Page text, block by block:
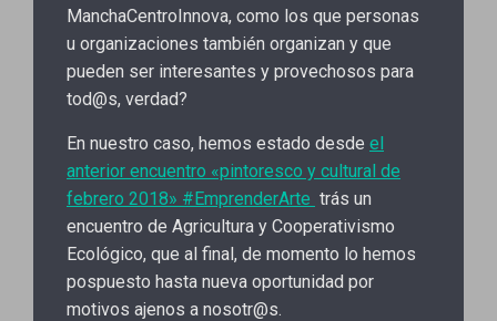
ManchaCentroInnova, como los que personas
u organizaciones también organizan y que
pueden ser interesantes y provechosos para
tod@s, verdad?
En nuestro caso, hemos estado desde el
anterior encuentro «pintoresco y cultural de
febrero 2018» #EmprenderArte trás un
encuentro de Agricultura y Cooperativismo
Ecológico, que al final, de momento lo hemos
pospuesto hasta nueva oportunidad por
motivos ajenos a nosotr@s.